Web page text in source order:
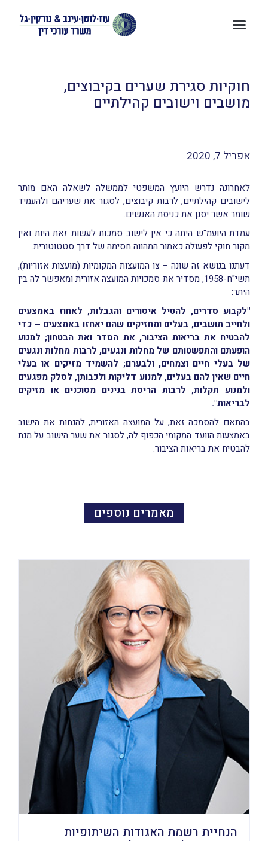
חוקיות סגירת שערים בקיבוצים,
מושבים וישובים קהילתיים
אפריל 7, 2020
לאחרונה נדרש היועץ המשפטי לממשלה לשאלה האם מותר
לישובים קהילתיים, לרבות קיבוצים, לסגור את שעריהם ולהעמיד
שומר אשר יסנן את כניסת האנשים.
עמדת היועמ"ש היתה כי אין לישוב סמכות לעשות זאת היות ואין
מקור חוקי לפעולה כאמור המהווה חסימה של דרך סטטוטורית.
דעתנו בנושא זה שונה – צו המועצות המקומיות (מועצות אזוריות),
תשי"ח-1958, מסדיר את סמכויות המועצה אזורית ומאפשר לה בין
היתר:
"לקבוע סדרים, להטיל איסורים והגבלות, לאחוז באמצעים
ולחייב תושבים, בעלים ומחזיקים שהם יאחזו באמצעים – כדי
להבטיח את בריאות הציבור, את הסדר ואת הבטחון; למנוע
הופעתם והתפשטותם של מחלות ונגעים, לרבות מחלות ונגעים
של בעלי חיים וצמחים, ולבערם; להשמיד מזיקים או בעלי
חיים שאין להם בעלים, למנוע דליקות ולכבותן, לסלק מפגעים
ולמנוע תקלות, לרבות הריסת בנינים מסוכנים או מזיקים
לבריאות".
בהתאם להסמכה זאת, על המועצה האזורית, להנחות את הישוב
באמצעות הוועד המקומי הכפוף לה, לסגור את שער הישוב על מנת
להבטיח את בריאות הציבור.
מאמרים נוספים
הנחיית רשמת האגודות השיתופיות